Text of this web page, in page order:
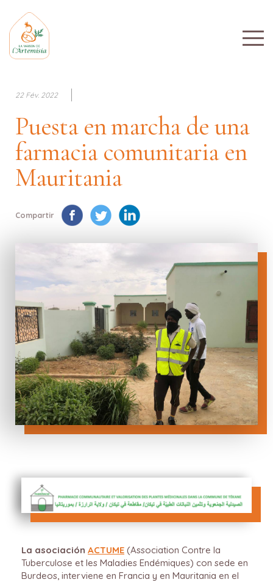
22 Fév. 2022
Puesta en marcha de una
farmacia comunitaria en
Mauritania
Compartir
La asociación ACTUME (Association Contre la
Tuberculose et les Maladies Endémiques) con sede en
Burdeos, interviene en Francia y en Mauritania en el